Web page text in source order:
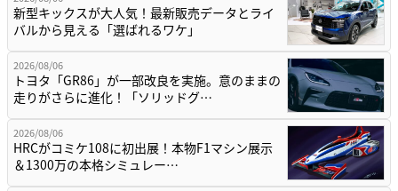
新型キックスが大人気！最新販売データとライ
バルから見える「選ばれるワケ」
2026/08/06
トヨタ「GR86」が一部改良を実施。意のままの
走りがさらに進化！「ソリッドグ…
2026/08/06
HRCがコミケ108に初出展！本物F1マシン展示
＆1300万の本格シミュレー…